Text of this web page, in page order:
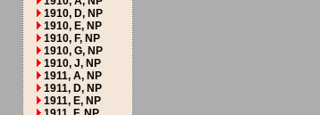
1910, D, NP
1910, E, NP
1910, F, NP
1910, G, NP
1910, J, NP
1911, A, NP
1911, D, NP
1911, E, NP